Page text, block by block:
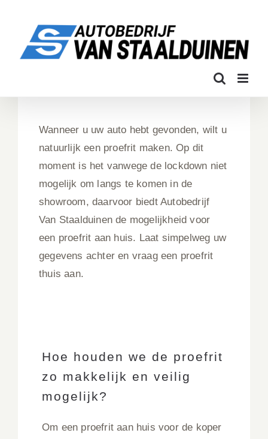
inhoud
Wanneer u uw auto hebt gevonden, wilt u
natuurlijk een proefrit maken. Op dit
moment is het vanwege de lockdown niet
mogelijk om langs te komen in de
showroom, daarvoor biedt Autobedrijf
Van Staalduinen de mogelijkheid voor
een proefrit aan huis. Laat simpelweg uw
gegevens achter en vraag een proefrit
thuis aan.
Hoe houden we de proefrit
zo makkelijk en veilig
mogelijk?
Om een proefrit aan huis voor de koper